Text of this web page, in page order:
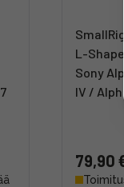
L-
Sony
IV /
79,90